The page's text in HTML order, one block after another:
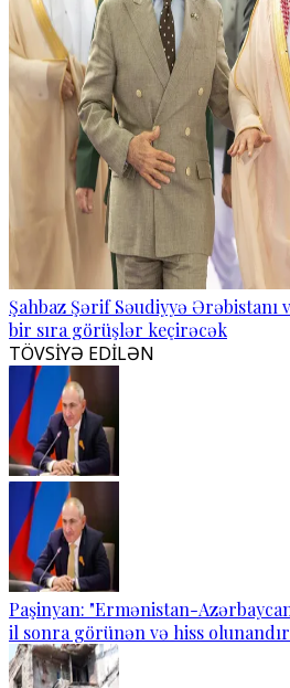
Şahbaz Şərif Səudiyyə
bir sıra görüşlər keçirəcək
TÖVSİYƏ EDİLƏN
Paşinyan: "Ermənistan-
il sonra görünən və hiss